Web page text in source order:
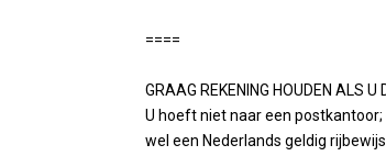
====
GRAAG REKENING HOUDEN ALS U
U hoeft niet naar een
wel een Nederlands geldig